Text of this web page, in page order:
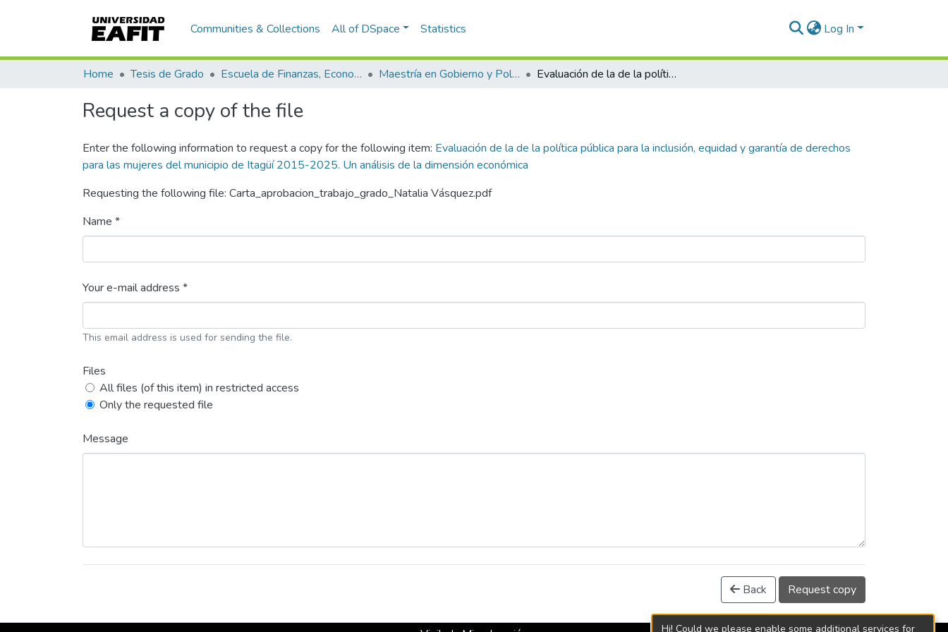
Communities & Collections All of DSpace Statistics Log In
Home Tesis de Grado Escuela de Finanzas, Economía y Gobierno Maestría en Gobierno y Políticas Públicas (tesis) Evaluación de la de la política pública para la inclusión, equidad y garantía de derechos para las mujeres del municipio de Itagüí 2015-2025. Un análisis de la dimensión económica
Request a copy of the file
Enter the following information to request a copy for the following item: Evaluación de la de la política pública para la inclusión, equidad y garantía de derechos
para las mujeres del municipio de Itagüí 2015-2025. Un análisis de la dimensión económica
Requesting the following file: Carta_aprobacion_trabajo_grado_Natalia Vásquez.pdf
Name *
Your e-mail address *
This email address is used for sending the file.
Files
All files (of this item) in restricted access
Only the requested file
Message
Back Request copy
Hi! Could we please enable some additional services for